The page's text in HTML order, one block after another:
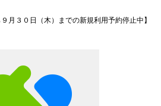
月３０日（木）までの新規利用予約停止中】